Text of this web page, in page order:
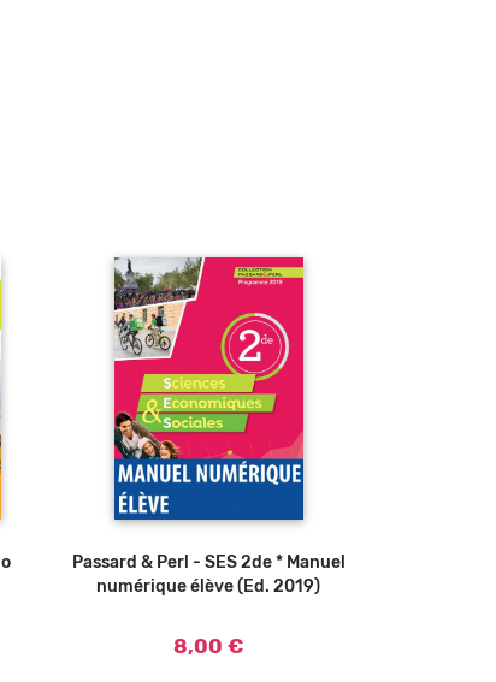
Ajouter au panier
Passard & Perl - SES 2de * Manuel
numérique élève (Ed. 2019)
8,00 €